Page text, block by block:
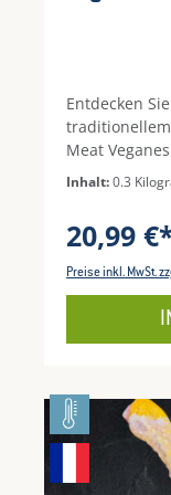
Entdecken
Meat
hochwertigen
Flanksteak
Gaumen
wird mit
eine
ausgewählte
erreicht, die
Erlebnis
köstlichen
Inhalt:0.3
20,99
Preise inkl. MwSt.